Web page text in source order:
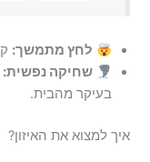
לחץ מתמשך:
שחיקה נפשית:
בעיקר מהבית.
איך למצוא את האיזון?